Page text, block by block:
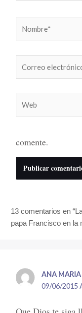
electrónico*
comente.
13 comentarios en
papa Francisco en la
ANA MARIA
09/06/2015